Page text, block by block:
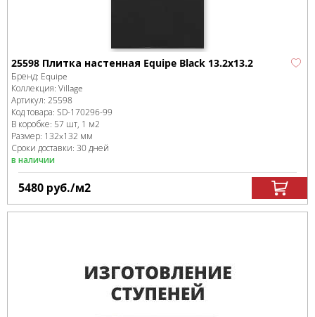
25598 Плитка настенная Equipe Black 13.2x13.2
Бренд: Equipe
Коллекция: Village
Артикул: 25598
Код товара: SD-170296-99
В коробке: 57 шт, 1 м2
Размер: 132x132 мм
Сроки доставки: 30 дней
в наличии
5480 руб./м2